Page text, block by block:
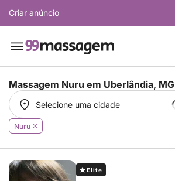
Criar anúncio
Massagem Nuru em Uberlândia, MG
Selecione uma cidade
Selecione uma cidade
Nuru
Elite